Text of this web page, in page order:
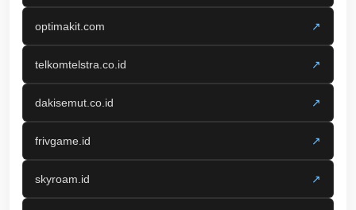
optimakit.com ↗
telkomtelstra.co.id ↗
dakisemut.co.id ↗
frivgame.id ↗
skyroam.id ↗